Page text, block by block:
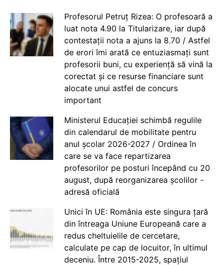
Profesorul Petruț Rizea: O profesoară a
luat nota 4.90 la Titularizare, iar după
contestații nota a ajuns la 8.70 / Astfel
de erori îmi arată ce entuziasmați sunt
profesorii buni, cu experiență să vină la
corectat și ce resurse financiare sunt
alocate unui astfel de concurs
important
Ministerul Educației schimbă regulile
din calendarul de mobilitate pentru
anul școlar 2026-2027 / Ordinea în
care se va face repartizarea
profesorilor pe posturi începând cu 20
august, după reorganizarea școlilor -
adresă oficială
Unici în UE: România este singura țară
din întreaga Uniune Europeană care a
redus cheltuielile de cercetare,
calculate pe cap de locuitor, în ultimul
deceniu. Între 2015-2025, spațiul